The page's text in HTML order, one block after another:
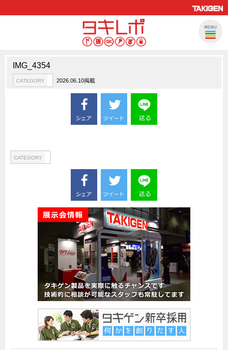
CATEGORY
新製品ロケットニュース
ハイセキュリティ錠前TAKシリーズ
CFRP（炭素繊維強化プラスチック）
ソリューション
船舶・港湾設備
試作・特注品の事例集
SDGs配慮・脱炭素
省力化製品
配電盤・分電盤・キュービクル
医療・福祉・介護関連
ロボット・自動化装置関連
IMG_4354
CATEGORY 2026.06.10掲載
CATEGORY